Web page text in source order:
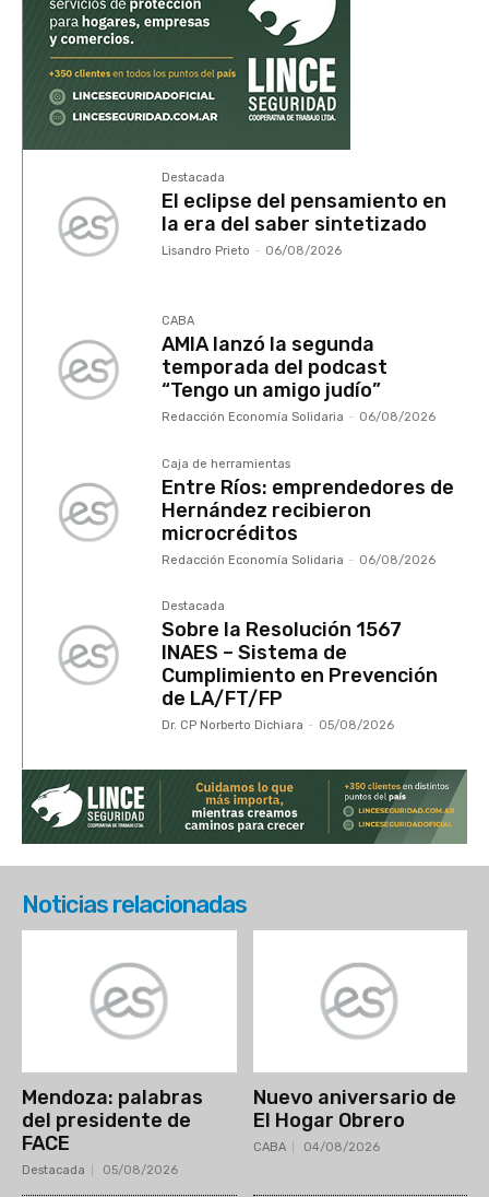
Destacada
El eclipse del pensamiento en
la era del saber sintetizado
Lisandro Prieto - 06/08/2026
CABA
AMIA lanzó la segunda
temporada del podcast
“Tengo un amigo judío”
Redacción Economía Solidaria - 06/08/2026
Caja de herramientas
Entre Ríos: emprendedores de
Hernández recibieron
microcréditos
Redacción Economía Solidaria - 06/08/2026
Destacada
Sobre la Resolución 1567
INAES – Sistema de
Cumplimiento en Prevención
de LA/FT/FP
Dr. CP Norberto Dichiara - 05/08/2026
Noticias relacionadas
Mendoza: palabras
del presidente de
FACE
Destacada 05/08/2026
Nuevo aniversario de
El Hogar Obrero
CABA 04/08/2026